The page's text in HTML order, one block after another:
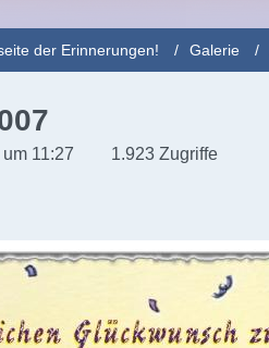
der Erinnerungen! Galerie
11:27 1.923 Zugriffe